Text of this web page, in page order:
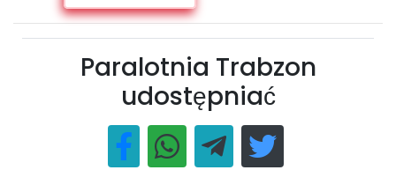
Paralotnia Trabzon
udostępniać